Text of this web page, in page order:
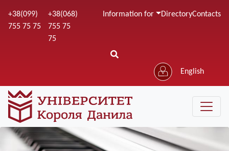
to
+38(099)
755 75 75
+38(068)
755 75
75
Information for DirectoryContacts
English